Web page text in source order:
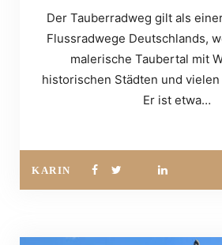
Der Tauberradweg gilt als
Flussradwege Deutschlands,
malerische Taubertal mit
historischen Städten und
Er ist etwa…
KARIN